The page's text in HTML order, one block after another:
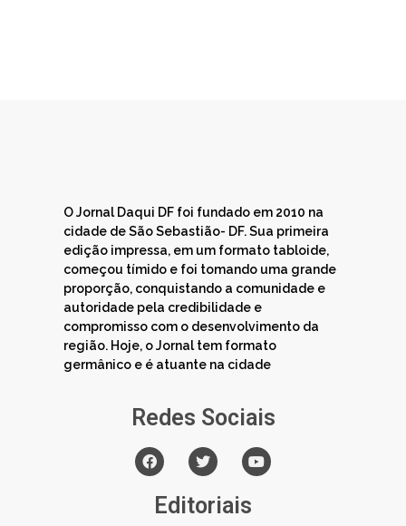
O Jornal Daqui DF foi fundado em 2010 na
cidade de São Sebastião- DF. Sua primeira
edição impressa, em um formato tabloide,
começou tímido e foi tomando uma grande
proporção, conquistando a comunidade e
autoridade pela credibilidade e
compromisso com o desenvolvimento da
região. Hoje, o Jornal tem formato
germânico e é atuante na cidade
Redes Sociais
Editoriais